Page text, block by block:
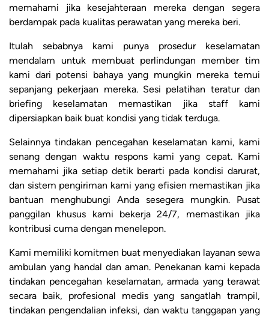
memahami jika kesejahteraan mereka dengan segera
berdampak pada kualitas perawatan yang mereka beri.
Itulah sebabnya kami punya prosedur keselamatan
mendalam untuk membuat perlindungan member tim
kami dari potensi bahaya yang mungkin mereka temui
sepanjang pekerjaan mereka. Sesi pelatihan teratur dan
briefing keselamatan memastikan jika staff kami
dipersiapkan baik buat kondisi yang tidak terduga.
Selainnya tindakan pencegahan keselamatan kami, kami
senang dengan waktu respons kami yang cepat. Kami
memahami jika setiap detik berarti pada kondisi darurat,
dan sistem pengiriman kami yang efisien memastikan jika
bantuan menghubungi Anda sesegera mungkin. Pusat
panggilan khusus kami bekerja 24/7, memastikan jika
kontribusi cuma dengan menelepon.
Kami memiliki komitmen buat menyediakan layanan sewa
ambulan yang handal dan aman. Penekanan kami kepada
tindakan pencegahan keselamatan, armada yang terawat
secara baik, profesional medis yang sangatlah trampil,
tindakan pengendalian infeksi, dan waktu tanggapan yang